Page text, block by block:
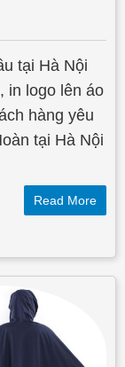
tại Hà Nội
in logo lên áo
hàng yêu
tại Hà Nội
Read More